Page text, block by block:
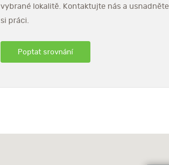
vybrané lokalitě. Kontaktujte nás a usnadněte
si práci.
Poptat srovnání